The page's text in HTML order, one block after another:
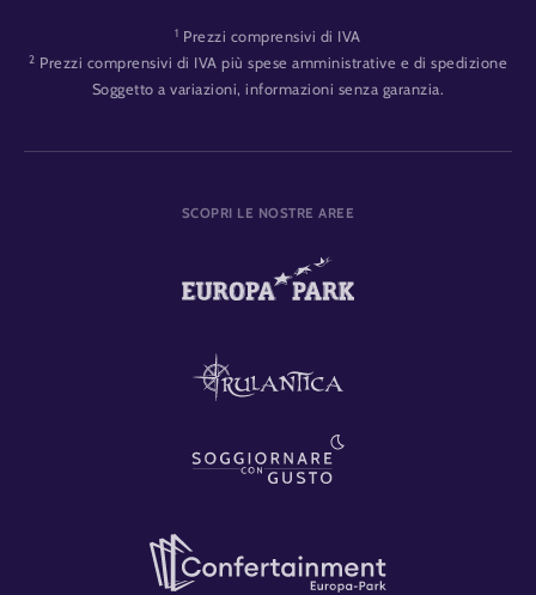
1 Prezzi comprensivi di IVA
2 Prezzi comprensivi di IVA più spese amministrative e di spedizione
Soggetto a variazioni, informazioni senza garanzia.
SCOPRI LE NOSTRE AREE